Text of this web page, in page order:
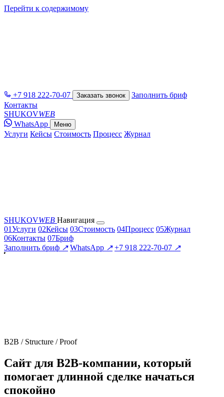
Перейти к содержимому
+7 918 222-70-07 Заказать звонок
Заполнить бриф
Контакты
SHUKOVWEB
WhatsApp
Меню
Услуги Кейсы Стоимость Процесс Журнал
SHUKOVWEB Навигация
01Услуги 02Кейсы 03Стоимость 04Процесс 05Журнал
06Контакты 07Бриф
Заполнить бриф ↗ WhatsApp ↗ +7 918 222-70-07 ↗
B2B / Structure / Proof
Сайт для B2B-компании, который
помогает длинной сделке начаться
спокойно